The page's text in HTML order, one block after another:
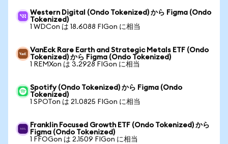
Western Digital (Ondo Tokenized) から Figma (Ondo
Tokenized)
1 WDCon は 18.6088 FIGon に相当
VanEck Rare Earth and Strategic Metals ETF (Ondo
Tokenized) から Figma (Ondo Tokenized)
1 REMXon は 3.2928 FIGon に相当
Spotify (Ondo Tokenized) から Figma (Ondo
Tokenized)
1 SPOTon は 21.0825 FIGon に相当
Franklin Focused Growth ETF (Ondo Tokenized) から
Figma (Ondo Tokenized)
1 FFOGon は 2.1509 FIGon に相当